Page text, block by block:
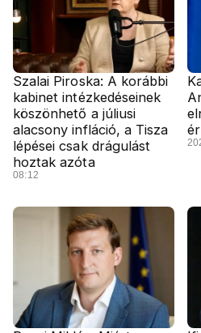
Szalai Piroska: A korábbi
kabinet intézkedéseinek
köszönhető a júliusi
alacsony infláció, a Tisza
lépései csak drágulást
hoztak azóta
08:12